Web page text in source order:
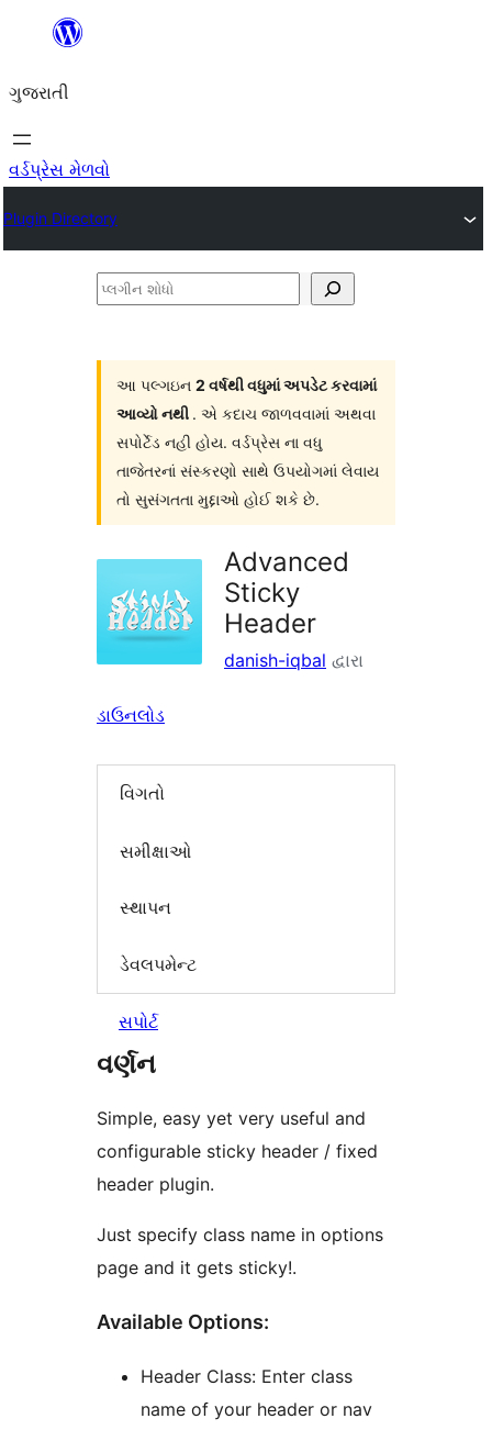
કંટેન્ટ(લખાણ)
જાઓ
ગુજરાતી
વર્ડપ્રેસ મેળવો
Plugin Directory
પ્લગીન
આ પલ્ગઇન 2 વર્ષથી વધુમાં અપડેટ કરવામાં
આવ્યો નથી . એ કદાચ જાળવવામાં અથવા
સપોર્ટેડ નહી હોય. વર્ડપ્રેસ ના વધુ
તાજેતરનાં સંસ્કરણો સાથે ઉપયોગમાં લેવાય
તો સુસંગતતા મુદ્દાઓ હોઈ શકે છે.
Advanced
Sticky
Header
danish-iqbal દ્વારા
ડાઉનલોડ
વિગતો
સમીક્ષાઓ
સ્થાપન
ડેવલપમેન્ટ
સપોર્ટ
વર્ણન
Simple, easy yet very useful and
configurable sticky header / fixed
header plugin.
Just specify class name in options
page and it gets sticky!.
Available Options:
Header Class: Enter class
name of your header or nav